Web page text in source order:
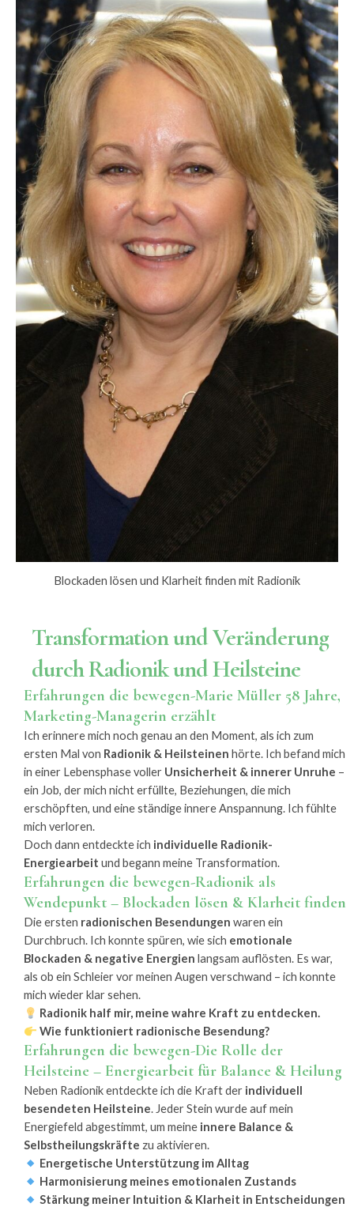
Blockaden lösen und Klarheit finden mit Radionik
Transformation und Veränderung
durch Radionik und Heilsteine
Erfahrungen die bewegen-Marie Müller 58 Jahre,
Marketing-Managerin erzählt
Ich erinnere mich noch genau an den Moment, als ich zum
ersten Mal von Radionik & Heilsteinen hörte. Ich befand mich
in einer Lebensphase voller Unsicherheit & innerer Unruhe –
ein Job, der mich nicht erfüllte, Beziehungen, die mich
erschöpften, und eine ständige innere Anspannung. Ich fühlte
mich verloren.
Doch dann entdeckte ich individuelle Radionik-
Energiearbeit und begann meine Transformation.
Erfahrungen die bewegen-Radionik als
Wendepunkt – Blockaden lösen & Klarheit finden
Die ersten radionischen Besendungen waren ein
Durchbruch. Ich konnte spüren, wie sich emotionale
Blockaden & negative Energien langsam auflösten. Es war,
als ob ein Schleier vor meinen Augen verschwand – ich konnte
mich wieder klar sehen.
Radionik half mir, meine wahre Kraft zu entdecken.
Wie funktioniert radionische Besendung?
Erfahrungen die bewegen-Die Rolle der
Heilsteine – Energiearbeit für Balance & Heilung
Neben Radionik entdeckte ich die Kraft der individuell
besendeten Heilsteine. Jeder Stein wurde auf mein
Energiefeld abgestimmt, um meine innere Balance &
Selbstheilungskräfte zu aktivieren.
Energetische Unterstützung im Alltag
Harmonisierung meines emotionalen Zustands
Stärkung meiner Intuition & Klarheit in Entscheidungen